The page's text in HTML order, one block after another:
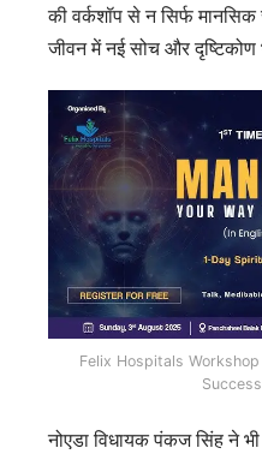
की वर्कशॉप से न सिर्फ मानसिक
जीवन में नई सोच और दृष्टिकोण
Felix Hospitals
नोएडा विधायक पंकज सिंह ने